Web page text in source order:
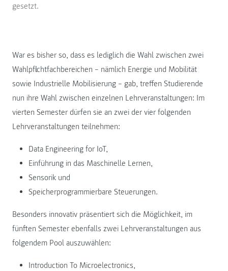
gesetzt.
War es bisher so, dass es lediglich die Wahl zwischen zwei
Wahlpflichtfachbereichen – nämlich Energie und Mobilität
sowie Industrielle Mobilisierung – gab, treffen Studierende
nun ihre Wahl zwischen einzelnen Lehrveranstaltungen: Im
vierten Semester dürfen sie an zwei der vier folgenden
Lehrveranstaltungen teilnehmen:
Data Engineering for IoT,
Einführung in das Maschinelle Lernen,
Sensorik und
Speicherprogrammierbare Steuerungen.
Besonders innovativ präsentiert sich die Möglichkeit, im
fünften Semester ebenfalls zwei Lehrveranstaltungen aus
folgendem Pool auszuwählen:
Introduction To Microelectronics,